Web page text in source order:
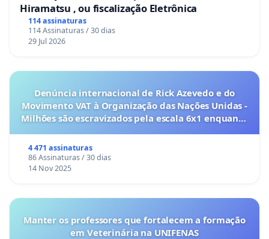
Hiramatsu , ou fiscalização Eletrônica
114 assinaturas
114 Assinaturas / 30 dias
29 Jul 2026
Denúncia internacional de Rick Azevedo e do
Movimento VAT à Organização das Nações Unidas -
Milhões são escravizados pela escala 6x1 enquanto
4 471 assinaturas
86 Assinaturas / 30 dias
14 Nov 2025
Manter os professores que fortalecem a formação
em Veterinária na UNIFENAS